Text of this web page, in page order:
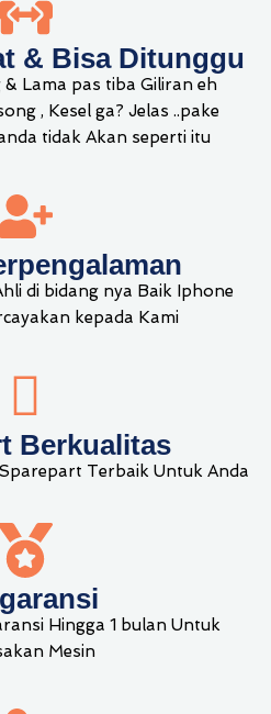
& Bisa Ditunggu
Lama pas tiba Giliran eh
, Kesel ga? Jelas ..pake
tidak Akan seperti itu
di bidang nya Baik Iphone
kepada Kami
Berkualitas
Terbaik Untuk Anda
Hingga 1 bulan Untuk
Mesin